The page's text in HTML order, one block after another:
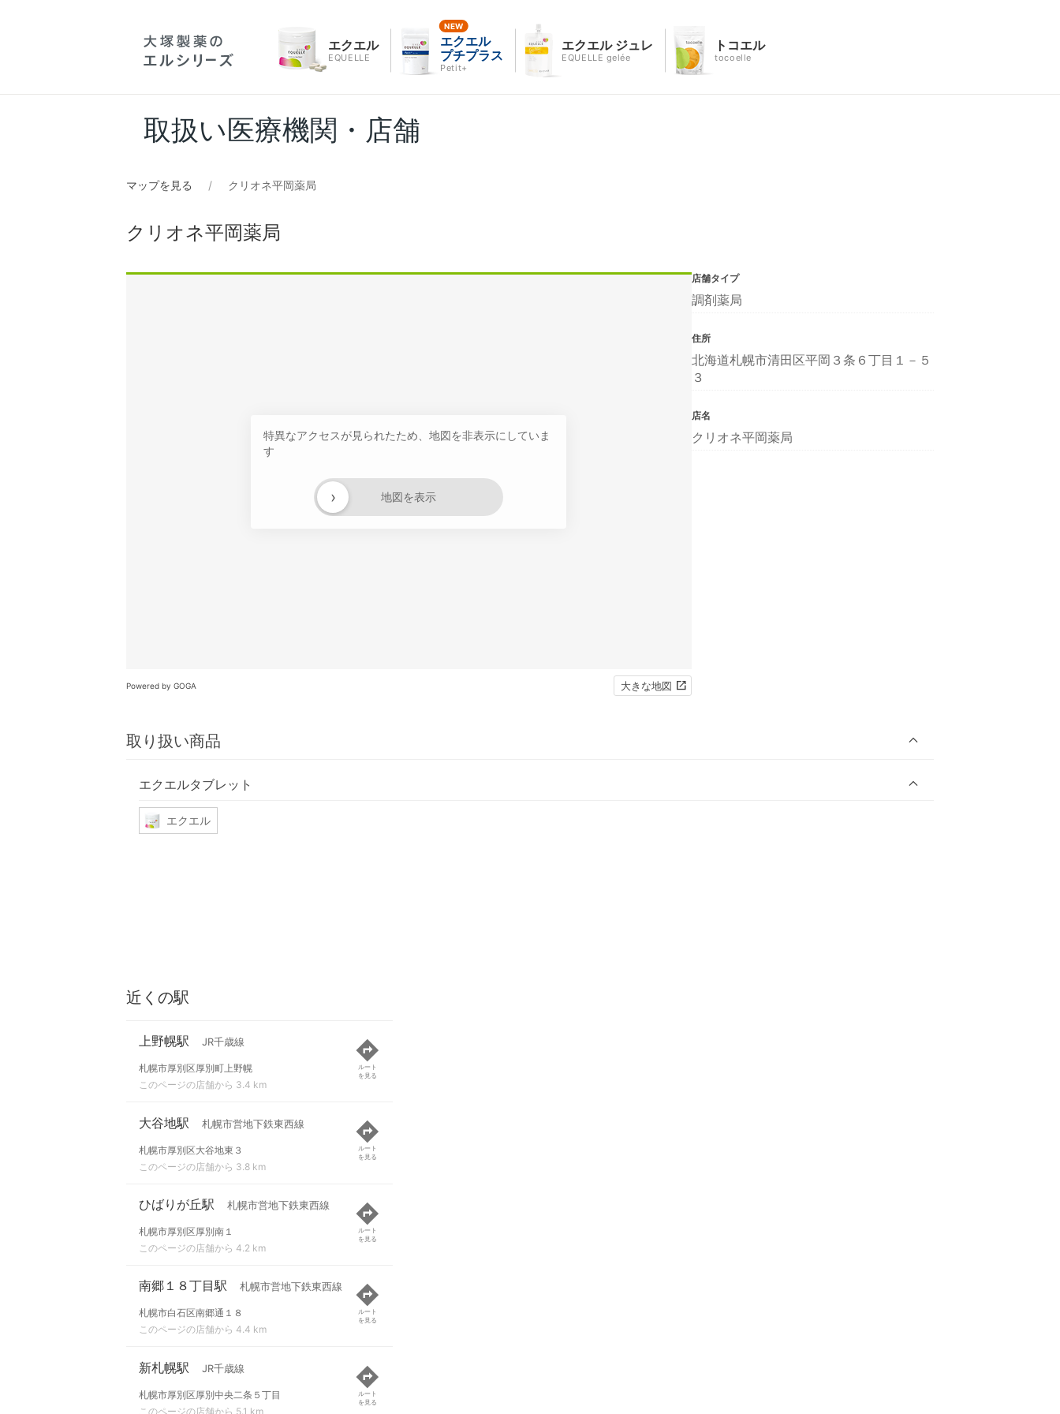
エクエル
EQUELLE
エクエル
プチプラス
Petit+
エクエル ジュレ
EQUELLE gelée
トコエル
tocoelle
取扱い医療機関・店舗
マップを見る クリオネ平岡薬局
クリオネ平岡薬局
特異なアクセスが見られたため、地図を非表示にしていま
す
地図を表示
›
Powered by GOGA 大きな地図
取り扱い商品
エクエルタブレット
エクエル
店舗タイプ
調剤薬局
住所
北海道札幌市清田区平岡３条６丁目１－５
３
店名
クリオネ平岡薬局
近くの駅
上野幌駅 JR千歳線
札幌市厚別区厚別町上野幌
このページの店舗から 3.4 km
ルート
を見る
大谷地駅 札幌市営地下鉄東西線
札幌市厚別区大谷地東３
このページの店舗から 3.8 km
ルート
を見る
ひばりが丘駅 札幌市営地下鉄東西線
札幌市厚別区厚別南１
このページの店舗から 4.2 km
ルート
を見る
南郷１８丁目駅 札幌市営地下鉄東西線
札幌市白石区南郷通１８
このページの店舗から 4.4 km
ルート
を見る
新札幌駅 JR千歳線
札幌市厚別区厚別中央二条５丁目
このページの店舗から 5.1 km
ルート
を見る